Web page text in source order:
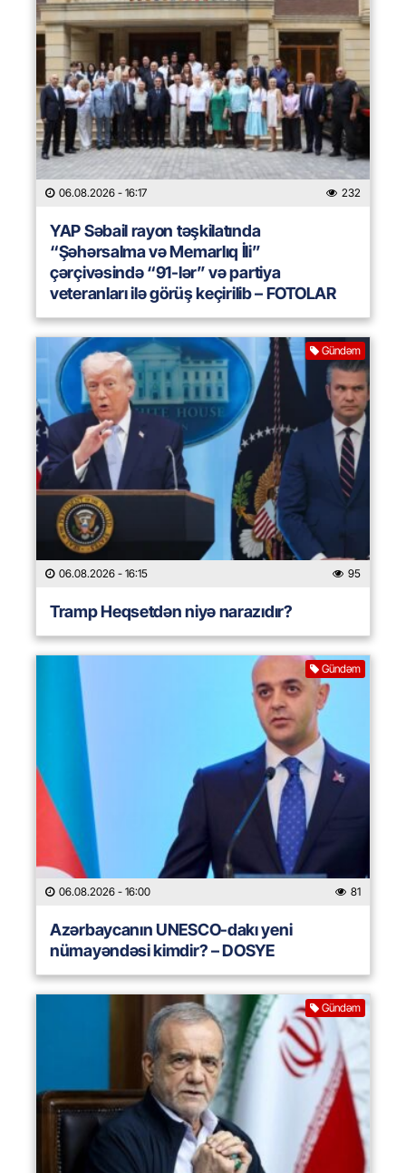
06.08.2026 - 16:17 232
YAP Səbail rayon təşkilatında
“Şəhərsalma və Memarlıq İli”
çərçivəsində “91-lər” və partiya
veteranları ilə görüş keçirilib – FOTOLAR
Gündəm
06.08.2026 - 16:15 95
Tramp Heqsetdən niyə narazıdır?
Gündəm
06.08.2026 - 16:00 81
Azərbaycanın UNESCO-dakı yeni
nümayəndəsi kimdir? – DOSYE
Gündəm